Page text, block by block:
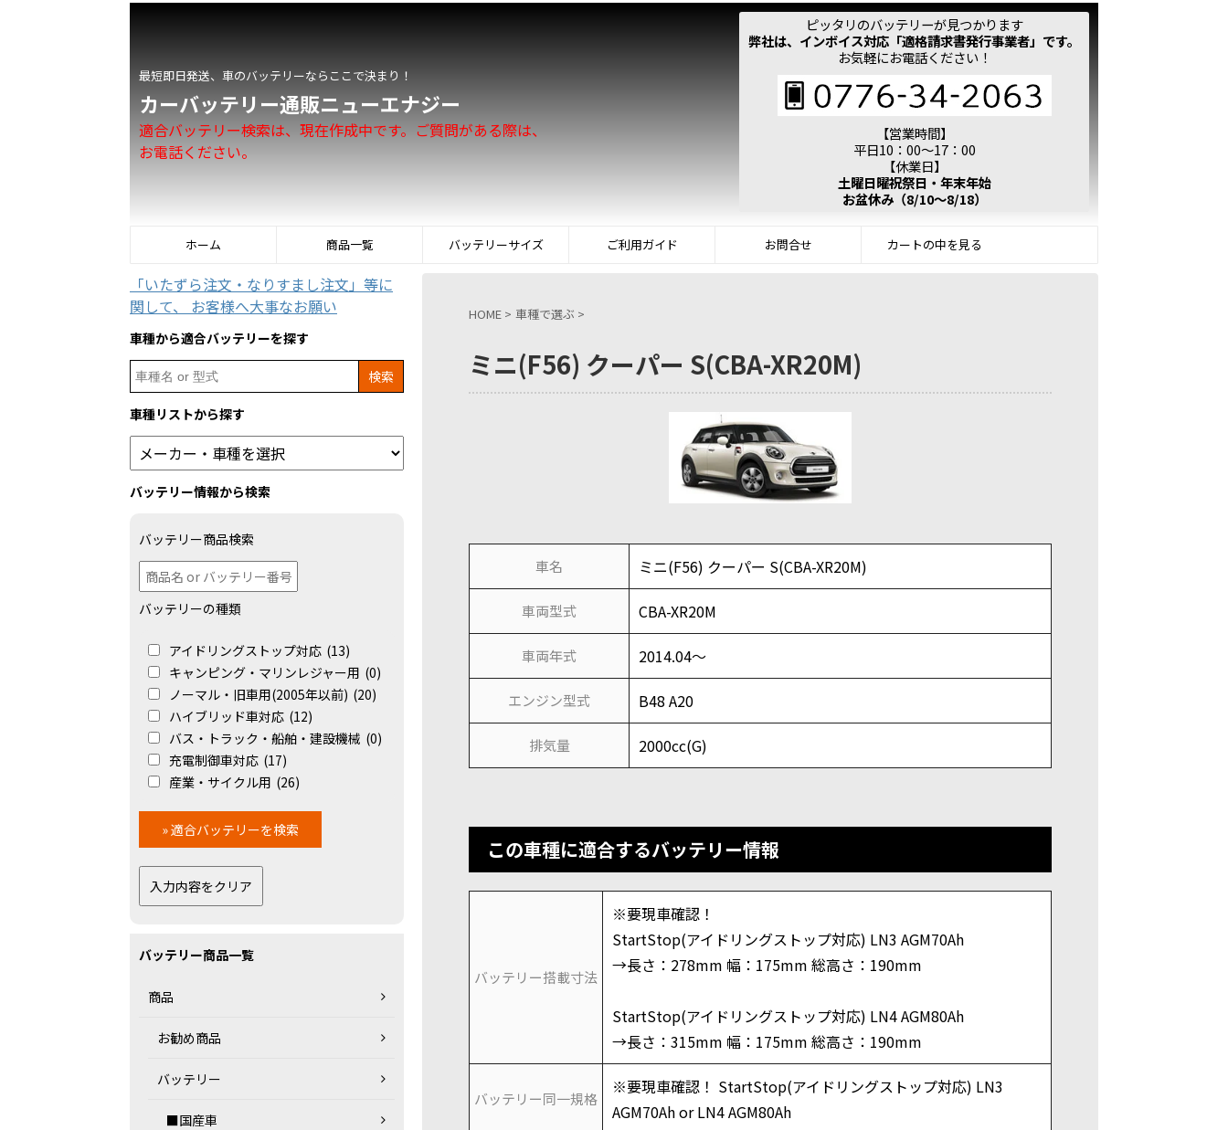
最短即日発送、車のバッテリーならここで決まり！
カーバッテリー通販ニューエナジー
適合バッテリー検索は、現在作成中です。ご質問がある際は、
お電話ください。
ピッタリのバッテリーが見つかります
弊社は、インボイス対応「適格請求書発行事業者」です。
お気軽にお電話ください！
【営業時間】
平日10：00～17：00
【休業日】
土曜日曜祝祭日・年末年始
お盆休み（8/10～8/18）
ホーム 商品一覧 バッテリーサイズ ご利用ガイド お問合せ カートの中を見る
HOME > 車種で選ぶ >
ミニ(F56) クーパー S(CBA-XR20M)
車名 ミニ(F56) クーパー S(CBA-XR20M)
車両型式 CBA-XR20M
車両年式 2014.04～
エンジン型式 B48 A20
排気量 2000cc(G)
この車種に適合するバッテリー情報
バッテリー搭載寸法
※要現車確認！
StartStop(アイドリングストップ対応) LN3 AGM70Ah
→長さ：278mm 幅：175mm 総高さ：190mm
StartStop(アイドリングストップ対応) LN4 AGM80Ah
→長さ：315mm 幅：175mm 総高さ：190mm
バッテリー同一規格
※要現車確認！ StartStop(アイドリングストップ対応) LN3
AGM70Ah or LN4 AGM80Ah
「いたずら注文・なりすまし注文」等に
関して、 お客様へ大事なお願い
車種から適合バッテリーを探す
Search
for:
車種リストから探す
バッテリー情報から検索
バッテリー商品検索
バッテリーの種類
アイドリングストップ対応 (13)
キャンピング・マリンレジャー用 (0)
ノーマル・旧車用(2005年以前) (20)
ハイブリッド車対応 (12)
バス・トラック・船舶・建設機械 (0)
充電制御車対応 (17)
産業・サイクル用 (26)
バッテリー商品一覧
商品
お勧め商品
バッテリー
■国産車